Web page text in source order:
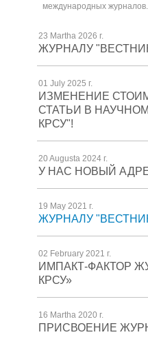
международных журналов.
23 Martha 2026 г.
ЖУРНАЛУ
01 July 2025 г.
ИЗМЕНЕНИЕ
СТАТЬИ В
КРСУ"!
20 Augusta 2024 г.
У НАС НОВЫЙ
19 May 2021 г.
ЖУРНАЛУ
02 February 2021 г.
ИМПАКТ-ФАКТОР
КРСУ»
16 Martha 2020 г.
ПРИСВОЕНИЕ